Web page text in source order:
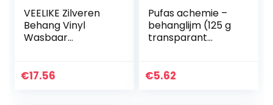
VEELIKE Zilveren
Behang Vinyl
Wasbaar
Stok Kleverige
€17.56
Pufas achemie –
behanglijm (125 g
transparant
€5.62